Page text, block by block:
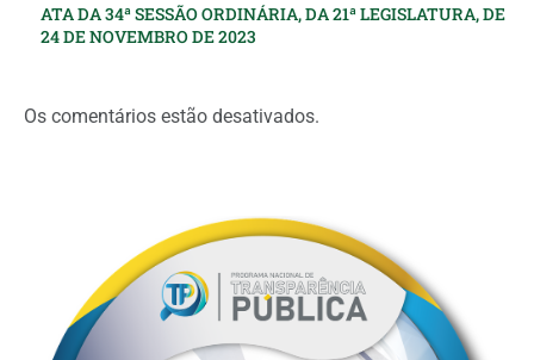
ATA DA 34ª SESSÃO ORDINÁRIA, DA 21ª LEGISLATURA, DE
24 DE NOVEMBRO DE 2023
Os comentários estão desativados.